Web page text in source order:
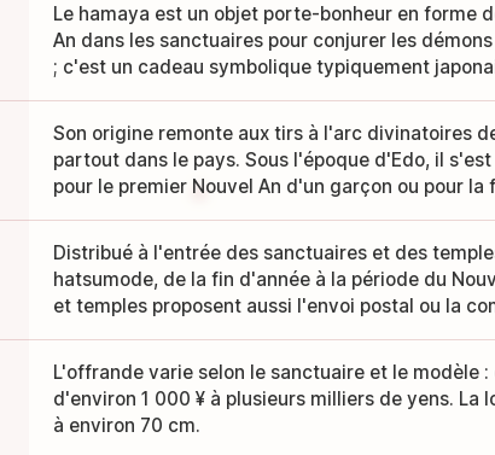
Le hamaya est un objet porte-bonheur en forme
An dans les sanctuaires pour conjurer les
; c'est un cadeau symbolique typiquement
Son origine remonte aux tirs à l'arc divinatoires
partout dans le pays. Sous l'époque d'Edo, il
pour le premier Nouvel An d'un garçon ou pour la
Distribué à l'entrée des sanctuaires et des
hatsumode, de la fin d'année à la période du
et temples proposent aussi l'envoi postal ou la
L'offrande varie selon le sanctuaire et le modèle
d'environ 1 000 ¥ à plusieurs milliers de yens. La
à environ 70 cm.